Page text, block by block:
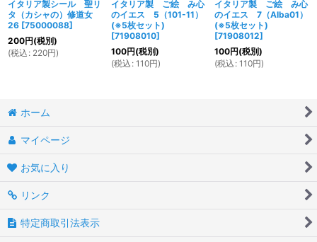
イタリア製シール 聖リ
タ（カシャの）修道女
26 [75000088]
200円(税別)
(税込 : 220円)
イタリア製 ご絵 み心
のイエス 5（101-11）
(※5枚セット)
[71908010]
100円(税別)
(税込 : 110円)
イタリア製 ご絵 み心
のイエス 7（Alba01）
(※5枚セット)
[71908012]
100円(税別)
(税込 : 110円)
ホーム
マイページ
お気に入り
リンク
特定商取引法表示